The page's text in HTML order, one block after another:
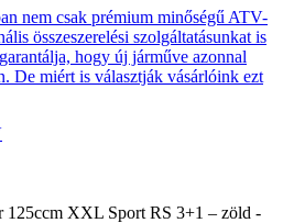
nem csak prémium minőségű ATV-
összeszerelési szolgáltatásunkat is
hogy új járműve azonnal
De miért is választják vásárlóink ezt
125ccm XXL Sport RS 3+1 – zöld -